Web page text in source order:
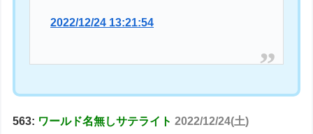
2022/12/24 13:21:54
563: ワールド名無しサテライト 2022/12/24(土)